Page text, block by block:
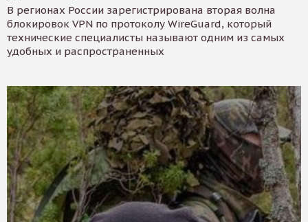
В регионах России зарегистрирована вторая волна
блокировок VPN по протоколу WireGuard, который
технические специалисты называют одним из самых
удобных и распространенных